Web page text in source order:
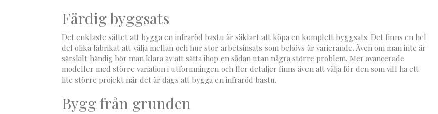
Färdig byggsats
Det enklaste sättet att bygga en infraröd bastu är såklart att köpa en komplett byggsats. Det finns en hel
del olika fabrikat att välja mellan och hur stor arbetsinsats som behövs är varierande. Även om man inte är
särskilt händig bör man klara av att sätta ihop en sådan utan några större problem. Mer avancerade
modeller med större variation i utformningen och fler detaljer finns även att välja för den som vill ha ett
lite större projekt när det är dags att bygga en infraröd bastu.
Bygg från grunden